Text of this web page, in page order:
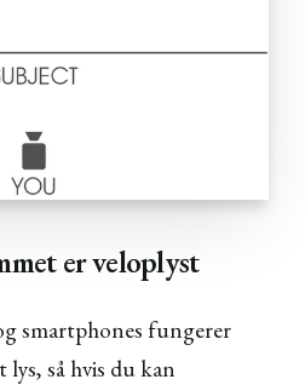
er veloplyst
smartphones fungerer
så hvis du kan